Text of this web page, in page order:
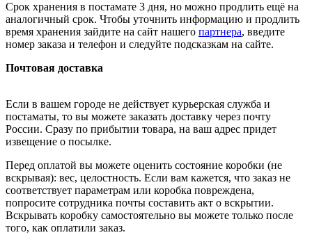
Срок хранения в постамате 3 дня, но можно продлить ещё на
аналогичный срок. Чтобы уточнить информацию и продлить
время хранения зайдите на сайт нашего партнера, введите
номер заказа и телефон и следуйте подсказкам на сайте.
Почтовая доставка
Если в вашем городе не действует курьерская служба и
постаматы, то вы можете заказать доставку через почту
России. Сразу по прибытии товара, на ваш адрес придет
извещение о посылке.
Перед оплатой вы можете оценить состояние коробки (не
вскрывая): вес, целостность. Если вам кажется, что заказ не
соответствует параметрам или коробка повреждена,
попросите сотрудника почты составить акт о вскрытии.
Вскрывать коробку самостоятельно вы можете только после
того, как оплатили заказ.